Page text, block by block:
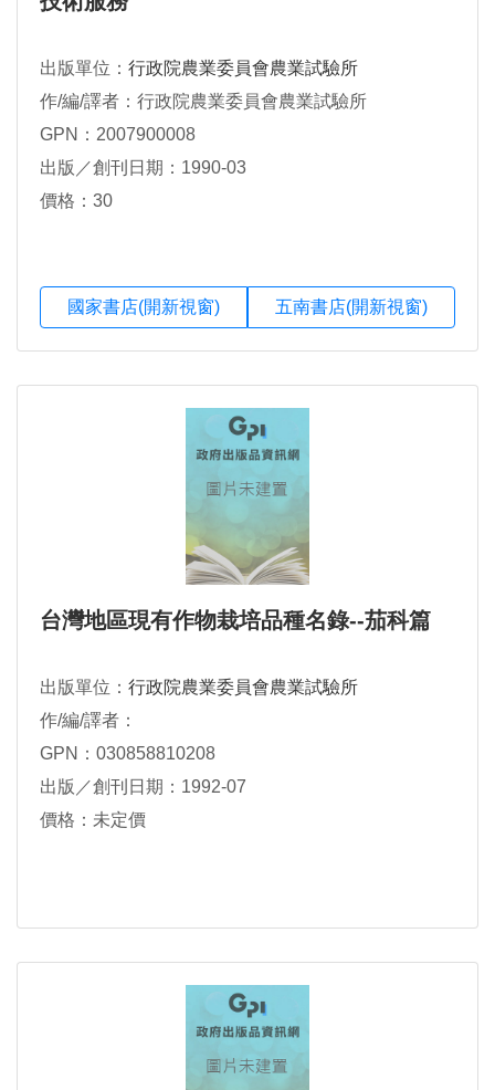
出版單位： 行政院農業委員會農業試驗所
作/編/譯者：行政院農業委員會農業試驗所
GPN：2007900008
出版／創刊日期：1990-03
價格：30
國家書店(開新視窗) 五南書店(開新視窗)
台灣地區現有作物栽培品種名錄--茄科篇
出版單位： 行政院農業委員會農業試驗所
作/編/譯者：
GPN：030858810208
出版／創刊日期：1992-07
價格：未定價